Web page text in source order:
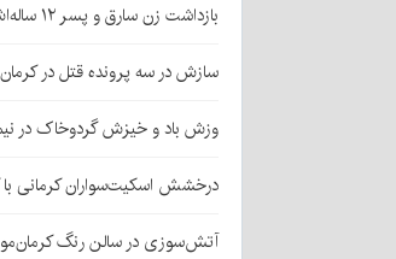
بازداشت زن سارق و پسر ۱۲ ساله‌اش در کرمان
سازش در سه پرونده قتل در
وزش باد و خیزش گردوخاک در
درخشش اسکیت‌سواران کرمانی
آتش‌سوزی در سالن رنگ